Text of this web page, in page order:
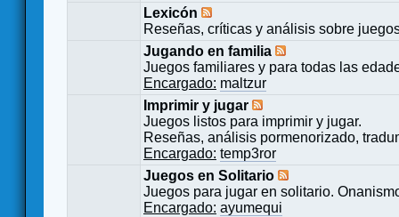
Lexicón
Reseñas, críticas y análisis sobre
Jugando en familia
Juegos familiares y para todas las
Encargado: maltzur
Imprimir y jugar
Juegos listos para imprimir y jugar.
Reseñas, análisis pormenorizado,
Encargado: temp3ror
Juegos en Solitario
Juegos para jugar en solitario.
Encargado: ayumequi